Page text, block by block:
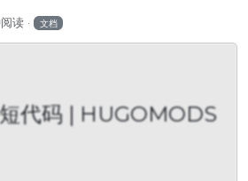
读 文档
代码 | HUGOMODS